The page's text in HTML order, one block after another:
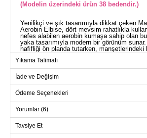
(Modelin üzerindeki ürün 38 bedendir.)
Yenilikçi ve şık tasarımıyla dikkat çeken
Aerobin Elbise, dört mevsim rahatlıkla
nefes alabilen aerobin kumaşa sahip olan
yaka tasarımıyla modern bir görünüm sunar.
hafifliği ön planda tutarken, manşetlerindeki
alan düğme ile kolayca giyilip çıkarılabilir.
zarif bir alternatif arayanlar için ideal.
Beden
40
100
42
104
Yıkama Talimatı
İade ve Değişim
Ödeme Seçenekleri
Yorumlar (6)
Tavsiye Et